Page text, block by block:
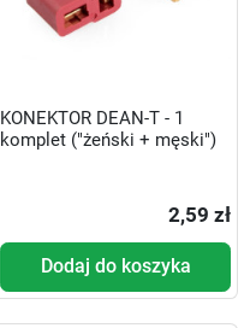
KONEKTOR DEAN-T - 1
komplet ("żeński + męski")
2,59 zł
Dodaj do koszyka